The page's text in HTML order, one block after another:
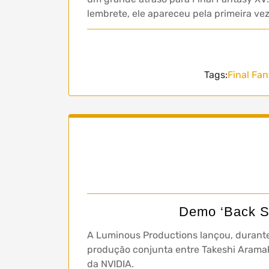
lembrete, ele apareceu pela primeira
Tags:Final
Demo ‘Back
A Luminous Productions lançou,
produção conjunta entre Takeshi
da NVIDIA.